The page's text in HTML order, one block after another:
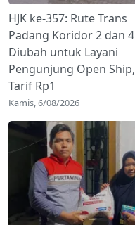
HJK ke-357: Rute Trans
Padang Koridor 2 dan 4
Diubah untuk Layani
Pengunjung Open Ship,
Tarif Rp1
Kamis, 6/08/2026